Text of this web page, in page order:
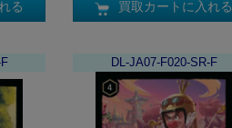
る 買取カートに入れる
DL-JA07-F020-SR-F